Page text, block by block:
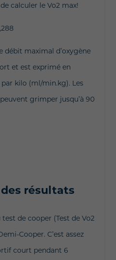
calculer le Vo2 max!
débit maximal d’oxygène
et est exprimé en
kilo (ml/min.kg). Les
grimper jusqu’à 90
résultats
de cooper (Test de Vo2
Cooper. C’est assez
court pendant 6